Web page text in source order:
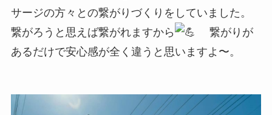
サージの方々との繋がりづくりをしていました。
繋がろうと思えば繋がれますから
繋がりが
あるだけで安心感が全く違うと思いますよ〜。